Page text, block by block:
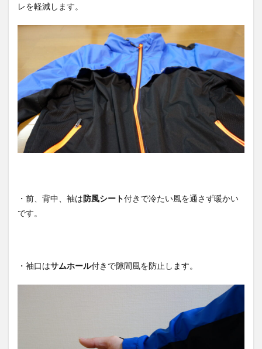
レを軽減します。
・前、背中、袖は防風シート付きで冷たい風を通さず暖かい
です。
・袖口はサムホール付きで隙間風を防止します。